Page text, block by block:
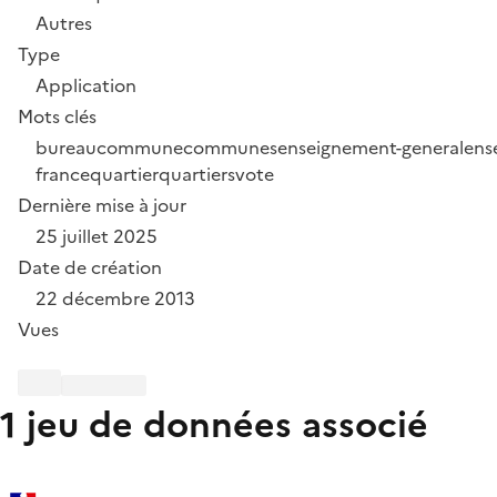
Autres
Type
Application
Mots clés
bureaucommunecommunesenseignement-general
francequartierquartiersvote
Dernière mise à jour
25 juillet 2025
Date de création
22 décembre 2013
Vues
1 jeu de données associé